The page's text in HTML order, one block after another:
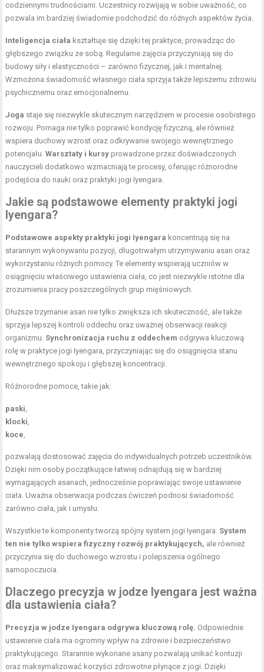
codziennymi trudnościami. Uczestnicy rozwijają w sobie uważność, co
pozwala im bardziej świadomie podchodzić do różnych aspektów życia.
Inteligencja ciała kształtuje się dzięki tej praktyce, prowadząc do
głębszego związku ze sobą. Regularne zajęcia przyczyniają się do
budowy siły i elastyczności – zarówno fizycznej, jak i mentalnej.
Wzmożona świadomość własnego ciała sprzyja także lepszemu zdrowiu
psychicznemu oraz emocjonalnemu.
Joga staje się niezwykle skutecznym narzędziem w procesie osobistego
rozwoju. Pomaga nie tylko poprawić kondycję fizyczną, ale również
wspiera duchowy wzrost oraz odkrywanie swojego wewnętrznego
potencjału.Warsztaty i kursy prowadzone przez doświadczonych
nauczycieli dodatkowo wzmacniają te procesy, oferując różnorodne
podejścia do nauki oraz praktyki jogi Iyengara.
Jakie są podstawowe elementy praktyki jogi
Iyengara?
Podstawowe aspekty praktyki jogi Iyengara koncentrują się na
starannym wykonywaniu pozycji, długotrwałym utrzymywaniu asan oraz
wykorzystaniu różnych pomocy. Te elementy wspierają uczniów w
osiągnięciu właściwego ustawienia ciała, co jest niezwykle istotne dla
zrozumienia pracy poszczególnych grup mięśniowych.
Dłuższe trzymanie asan nie tylko zwiększa ich skuteczność, ale także
sprzyja lepszej kontroli oddechu oraz uważnej obserwacji reakcji
organizmu. Synchronizacja ruchu z oddechem odgrywa kluczową
rolę w praktyce jogi Iyengara, przyczyniając się do osiągnięcia stanu
wewnętrznego spokoju i głębszej koncentracji.
Różnorodne pomoce, takie jak:
paski,
klocki,
koce,
pozwalają dostosować zajęcia do indywidualnych potrzeb uczestników.
Dzięki nim osoby początkujące łatwiej odnajdują się w bardziej
wymagających asanach, jednocześnie poprawiając swoje ustawienie
ciała. Uważna obserwacja podczas ćwiczeń podnosi świadomość
zarówno ciała, jak i umysłu.
Wszystkie te komponenty tworzą spójny system jogi Iyengara. System
ten nie tylko wspiera fizyczny rozwój praktykujących, ale również
przyczynia się do duchowego wzrostu i polepszenia ogólnego
samopoczucia.
Dlaczego precyzja w jodze Iyengara jest ważna
dla ustawienia ciała?
Precyzja w jodze Iyengara odgrywa kluczową rolę. Odpowiednie
ustawienie ciała ma ogromny wpływ na zdrowie i bezpieczeństwo
praktykującego. Starannie wykonane asany pozwalają unikać kontuzji
oraz maksymalizować korzyści zdrowotne płynące z jogi. Dzięki